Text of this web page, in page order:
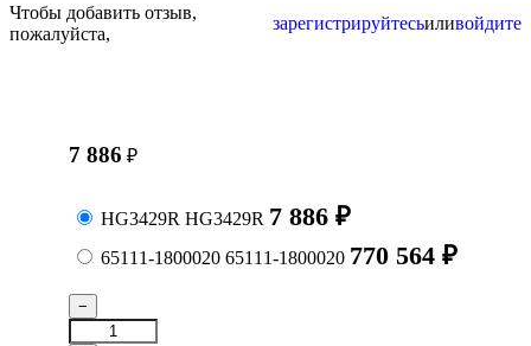
Чтобы добавить отзыв,
пожалуйста,
зарегистрируйтесьиливойдите
7 886 ₽
HG3429R HG3429R 7 886 ₽
65111-1800020 65111-1800020 770 564 ₽
−